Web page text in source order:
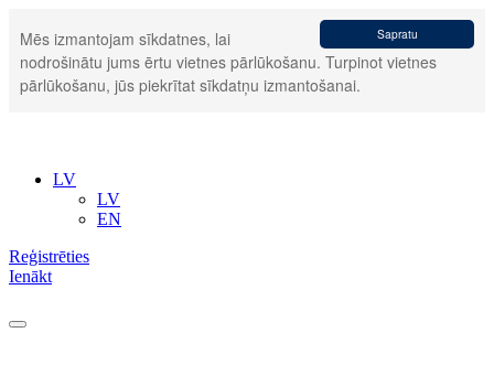
Sapratu
Mēs izmantojam sīkdatnes, lai
nodrošinātu jums ērtu vietnes pārlūkošanu. Turpinot vietnes
pārlūkošanu, jūs piekrītat sīkdatņu izmantošanai.
LV
LV
EN
Reģistrēties
Ienākt